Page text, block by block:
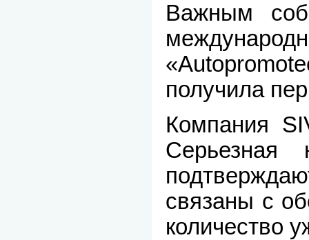
Важным
получила
Компания
Серьезная
связаны с
количество